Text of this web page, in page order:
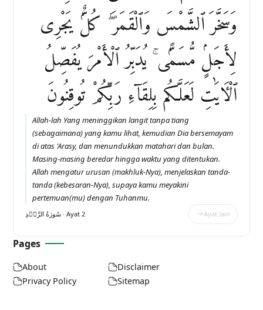
وَسَخَّرَ ٱلشَّمْسَ وَٱلْقَمَرَ ۖ كُلٌّۭ يَجْرِى
لِأَجَلٍۢ مُّسَمًّۭى ۚ يُدَبِّرُ ٱلْأَمْرَ يُفَصِّلُ
ٱلْءَايَٰتِ لَعَلَّكُم بِلِقَآءِ رَبِّكُمْ تُوقِنُونَ
Allah-lah Yang meninggikan langit tanpa tiang
(sebagaimana) yang kamu lihat, kemudian Dia bersemayam
di atas 'Arasy, dan menundukkan matahari dan bulan.
Masing-masing beredar hingga waktu yang ditentukan.
Allah mengatur urusan (makhluk-Nya), menjelaskan tanda-
tanda (kebesaran-Nya), supaya kamu meyakini
pertemuan(mu) dengan Tuhanmu.
سُورَةُ الرَّعۡدِ · Ayat 2 Ayat lain
Pages
About
Disclaimer
Privacy Policy
Sitemap